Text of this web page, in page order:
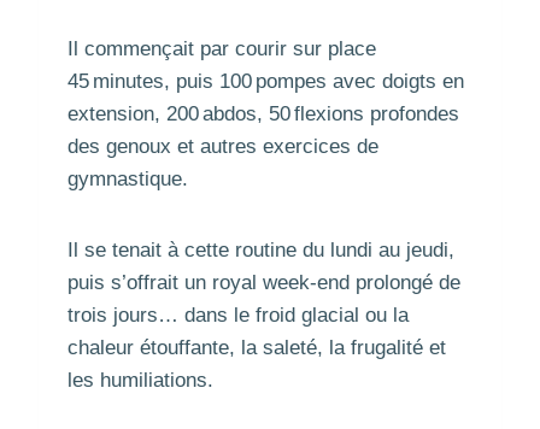
Il commençait par courir sur place
45 minutes, puis 100 pompes avec doigts en
extension, 200 abdos, 50 flexions profondes
des genoux et autres exercices de
gymnastique.
Il se tenait à cette routine du lundi au jeudi,
puis s’offrait un royal week-end prolongé de
trois jours… dans le froid glacial ou la
chaleur étouffante, la saleté, la frugalité et
les humiliations.